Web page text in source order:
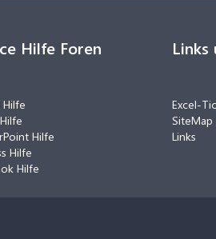
Hilfe Foren
Hilfe
Hilfe
Hilfe
Links
Excel-
SiteMap
Links